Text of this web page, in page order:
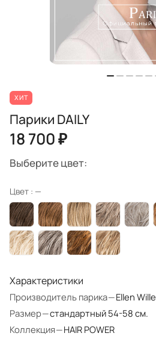
ХИТ
Парики DAILY
18 700 ₽
Выберите цвет:
Цвет : —
Характеристики
Производитель парика—Ellen Wille
Размер—стандартный 54-58 см.
Коллекция—HAIR POWER